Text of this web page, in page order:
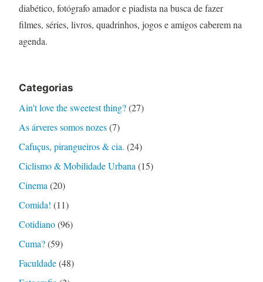
diabético, fotógrafo amador e piadista na busca de fazer
filmes, séries, livros, quadrinhos, jogos e amigos caberem na
agenda.
Categorias
Ain't love the sweetest thing?(27)
As árveres somos nozes(7)
Cafuçus, pirangueiros & cia. (24)
Ciclismo & Mobilidade Urbana(15)
Cinema(20)
Comida! (11)
Cotidiano(96)
Cuma?(59)
Faculdade(48)